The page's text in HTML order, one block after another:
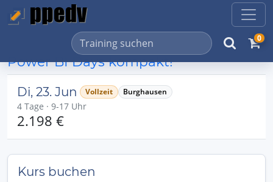
0
Power BI Days kompakt!
Di, 23. Jun Vollzeit Burghausen
4 Tage · 9-17 Uhr
2.198 €
Kurs buchen